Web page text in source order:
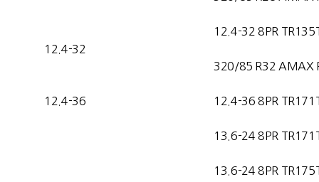
12.4-32
12.4-32 8PR
320/85 R32 AMAX
12.4-36 12.4-36 8PR
13.6-24 8PR
13.6-24 8PR